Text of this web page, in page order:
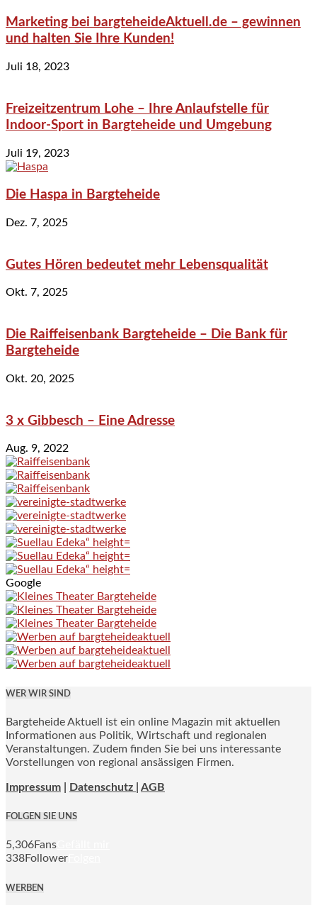
Marketing bei bargteheideAktuell.de – gewinnen
und halten Sie Ihre Kunden!
Juli 18, 2023
Freizeitzentrum Lohe – Ihre Anlaufstelle für
Indoor-Sport in Bargteheide und Umgebung
Juli 19, 2023
Die Haspa in Bargteheide
Dez. 7, 2025
Gutes Hören bedeutet mehr Lebensqualität
Okt. 7, 2025
Die Raiffeisenbank Bargteheide – Die Bank für
Bargteheide
Okt. 20, 2025
3 x Gibbesch – Eine Adresse
Aug. 9, 2022
Google
WER WIR SIND
Bargteheide Aktuell ist ein online Magazin mit aktuellen
Informationen aus Politik, Wirtschaft und regionalen
Veranstaltungen. Zudem finden Sie bei uns interessante
Vorstellungen von regional ansässigen Firmen.
Impressum Datenschutz | AGB
FOLGEN SIE UNS
5,306Fans
338Follower
WERBEN